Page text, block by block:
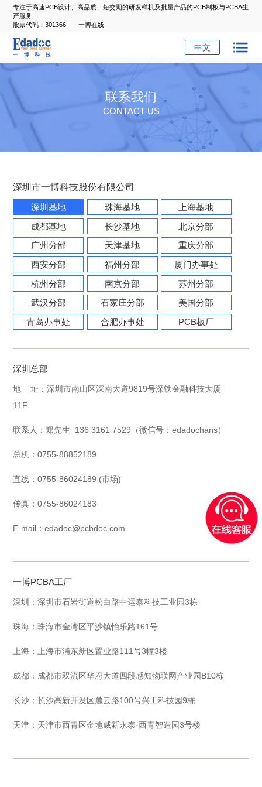
专注于高速PCB设计、高品质、短交期的研发样机及批量产品的PCB制板与PCBA生
产服务
股票代码：301366
一博在线
中文
联系我们
CONTACT US
深圳市一博科技股份有限公司
深圳基地 珠海基地
上海基地
成都基地
长沙基地
北京分部
广州分部
天津基地
重庆分部
西安分部
福州分部
厦门办事处
杭州分部
南京分部
苏州分部
武汉分部
石家庄分部
美国分部
青岛办事处
合肥办事处 PCB板厂
深圳总部
地 址：深圳市南山区深南大道9819号深铁金融科技大厦
11F
联系人：郑先生 136 3161 7529（微信号：edadochans）
总机：0755-88852189
直线：0755-86024189 (市场)
传真：0755-86024183
E-mail：edadoc@pcbdoc.com
一博PCBA工厂
深圳：深圳市石岩街道松白路中运泰科技工业园3栋
珠海：珠海市金湾区平沙镇怡乐路161号
上海：上海市浦东新区置业路111号3幢3楼
成都：成都市双流区华府大道四段感知物联网产业园B10栋
长沙：长沙高新开发区麓云路100号兴工科技园9栋
天津：天津市西青区金地威新永泰·西青智造园3号楼